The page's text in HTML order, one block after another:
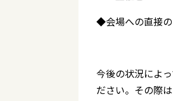
◆会場への直接の
今後の状況によ
ださい。その際